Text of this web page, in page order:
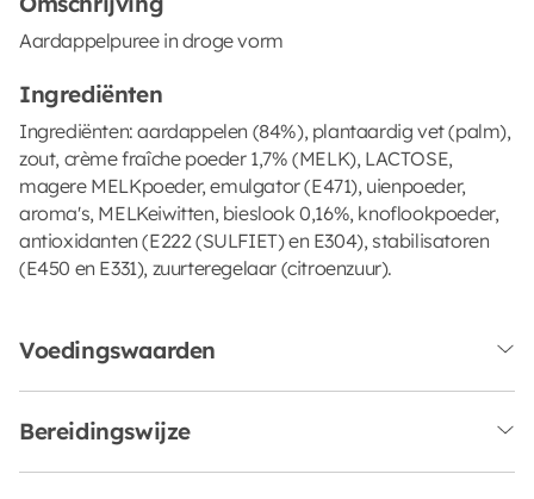
Aardappelpuree in droge vorm
Ingrediënten
Ingrediënten: aardappelen (84%), plantaardig vet (palm),
zout, crème fraîche poeder 1,7% (MELK), LACTOSE,
magere MELKpoeder, emulgator (E471), uienpoeder,
aroma's, MELKeiwitten, bieslook 0,16%, knoflookpoeder,
antioxidanten (E222 (SULFIET) en E304), stabilisatoren
(E450 en E331), zuurteregelaar (citroenzuur).
Voedingswaarden
Bereidingswijze